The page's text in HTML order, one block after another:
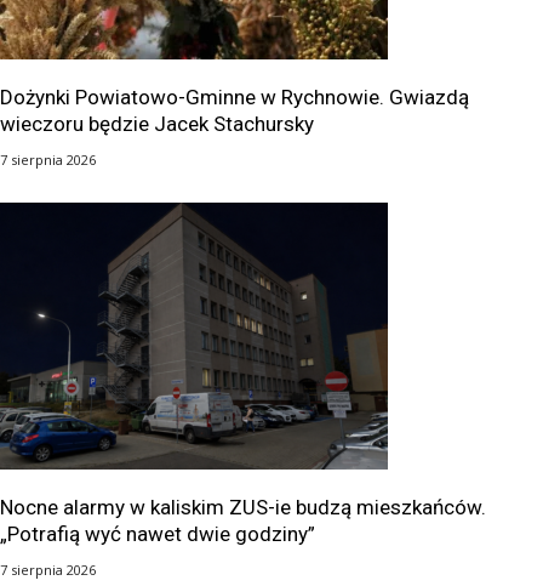
Dożynki Powiatowo-Gminne w Rychnowie. Gwiazdą
wieczoru będzie Jacek Stachursky
7 sierpnia 2026
Nocne alarmy w kaliskim ZUS-ie budzą mieszkańców.
„Potrafią wyć nawet dwie godziny”
7 sierpnia 2026